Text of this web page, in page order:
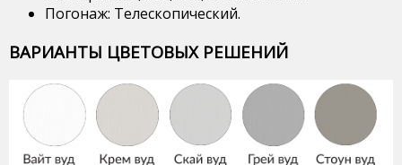
Погонаж: Телескопический.
ВАРИАНТЫ ЦВЕТОВЫХ РЕШЕНИЙ